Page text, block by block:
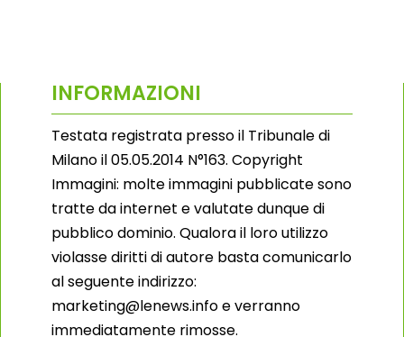
INFORMAZIONI
Testata registrata presso il Tribunale di
Milano il 05.05.2014 N°163. Copyright
Immagini: molte immagini pubblicate sono
tratte da internet e valutate dunque di
pubblico dominio. Qualora il loro utilizzo
violasse diritti di autore basta comunicarlo
al seguente indirizzo:
marketing@lenews.info e verranno
immediatamente rimosse.